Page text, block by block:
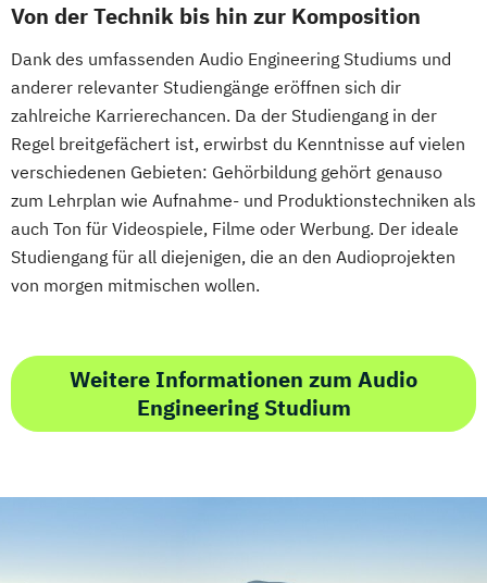
Von der Technik bis hin zur Komposition
Dank des umfassenden Audio Engineering Studiums und
anderer relevanter Studiengänge eröffnen sich dir
zahlreiche Karrierechancen. Da der Studiengang in der
Regel breitgefächert ist, erwirbst du Kenntnisse auf vielen
verschiedenen Gebieten: Gehörbildung gehört genauso
zum Lehrplan wie Aufnahme- und Produktionstechniken als
auch Ton für Videospiele, Filme oder Werbung. Der ideale
Studiengang für all diejenigen, die an den Audioprojekten
von morgen mitmischen wollen.
Weitere Informationen zum Audio
Engineering Studium